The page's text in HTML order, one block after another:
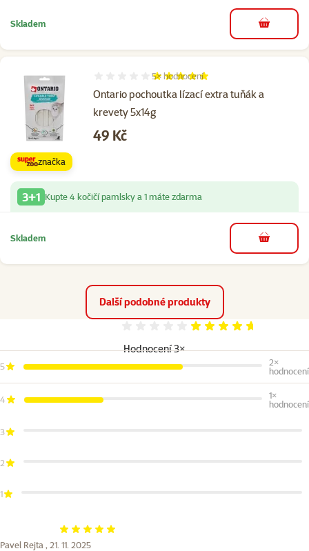
Skladem do košíku
Ontario pochoutka lízací extra tuňák a
krevety 5x14g
Hodnocení 100%, počet hodnocení: 5
5× hodnocení
Cena
49 Kč
značka
3+1 Kupte 4 kočičí pamlsky a 1 máte zdarma
Skladem do košíku
Další podobné produkty
Hodnocení 3×
Hodnocení 93%
5
2×
hodnocení
4
1×
hodnocení
3
2
1
Hodnocení 100%
Pavel Rejta , 21. 11. 2025